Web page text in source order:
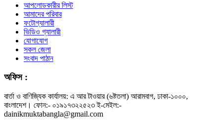
আপলোডকারীর লিস্ট
আমাদের পরিবার
ফটোগ্যালারী
ভিডিও গ্যালারী
যোগাযোগ
সকল জেলা
সংবাদ পাঠান
অফিস :
বার্তা ও বাণিজ্যিক কার্যালয়: এ আর টাওয়ার (৬ষ্টতলা) আরামবাগ, ঢাকা-১০০০,
বাংলাদেশ। ফোন:- ০১৯১৭৩২২৫২৩ ই-মেইল:-
dainikmuktabangla@gmail.com